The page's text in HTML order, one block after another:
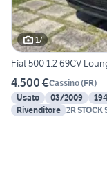
17
Fiat 500 1.2 69CV
4.500 €Cassino(FR)
Usato
03/2009
Rivenditore 2R STOCK